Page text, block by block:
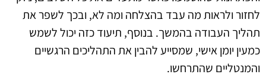
לחזור ולראות מה עבד בהצלחה ומה לא, ובכך לשפר את
תהליך העבודה בהמשך. בנוסף, תיעוד כזה יכול לשמש
כמעין יומן אישי, שמסייע להבין את התהליכים הרגשיים
והמנטליים שהתרחשו.